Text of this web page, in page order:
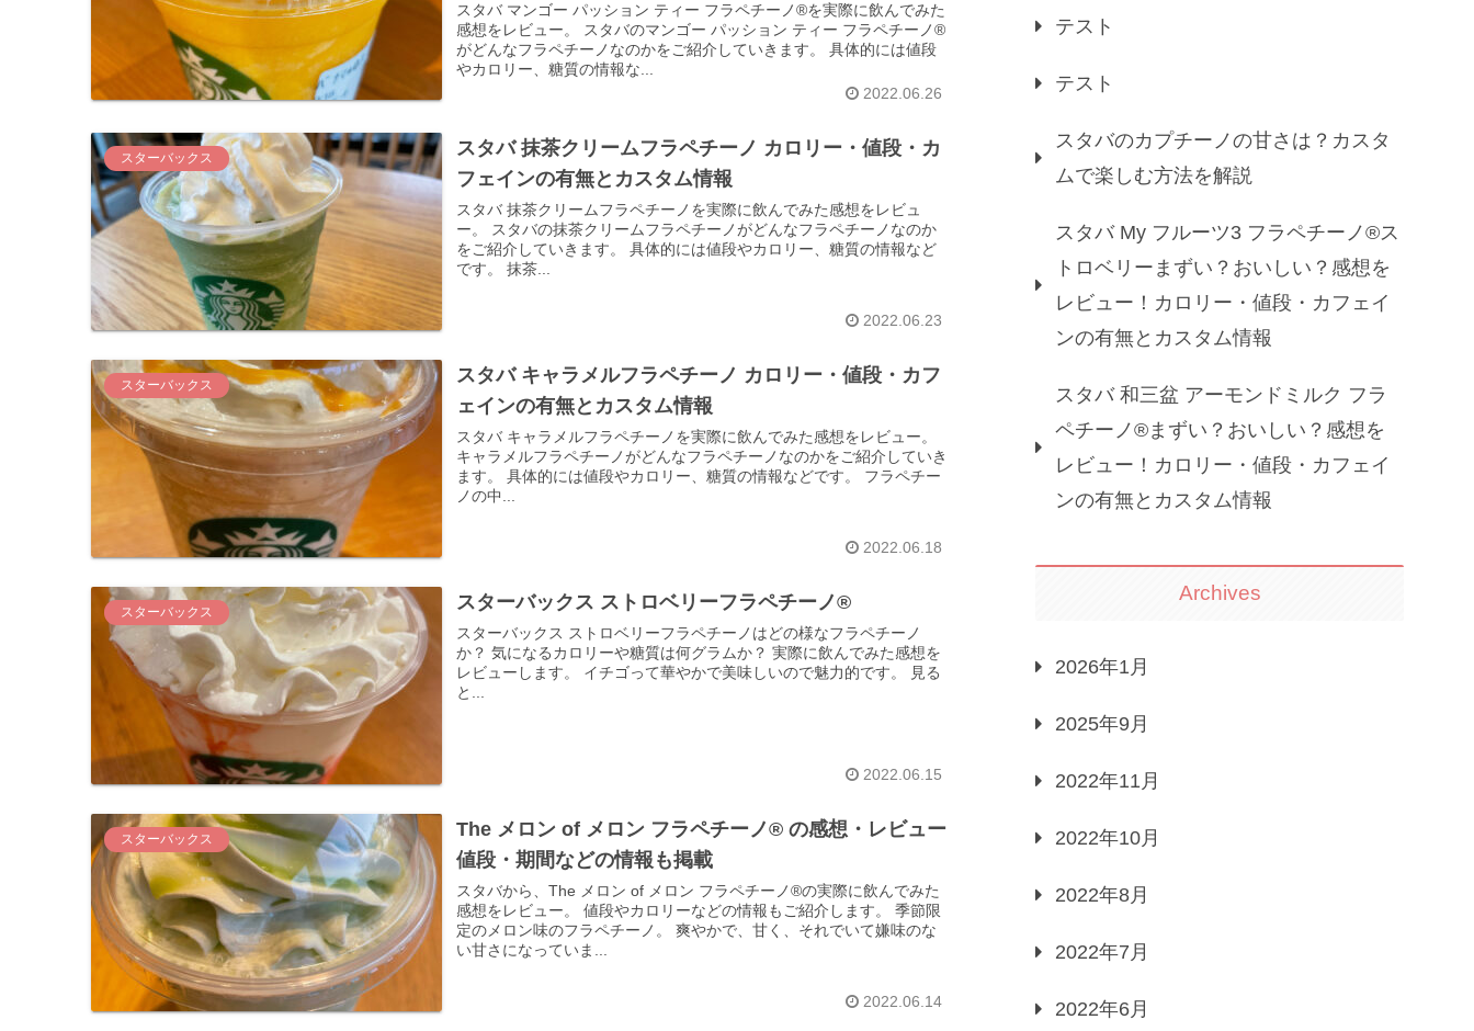
スタバ マンゴー パッション ティー フラペチーノ®を実際に飲んでみた
感想をレビュー。 スタバのマンゴー パッション ティー フラペチーノ®
がどんなフラペチーノなのかをご紹介していきます。 具体的には値段
やカロリー、糖質の情報な...
2022.06.26
スターバックス
スタバ 抹茶クリームフラペチーノ カロリー・値段・カ
フェインの有無とカスタム情報
スタバ 抹茶クリームフラペチーノを実際に飲んでみた感想をレビュ
ー。 スタバの抹茶クリームフラペチーノがどんなフラペチーノなのか
をご紹介していきます。 具体的には値段やカロリー、糖質の情報など
です。 抹茶...
2022.06.23
スターバックス
スタバ キャラメルフラペチーノ カロリー・値段・カフ
ェインの有無とカスタム情報
スタバ キャラメルフラペチーノを実際に飲んでみた感想をレビュー。
キャラメルフラペチーノがどんなフラペチーノなのかをご紹介していき
ます。 具体的には値段やカロリー、糖質の情報などです。 フラペチー
ノの中...
2022.06.18
スターバックス スターバックス ストロベリーフラペチーノ®️
スターバックス ストロベリーフラペチーノはどの様なフラペチーノ
か？ 気になるカロリーや糖質は何グラムか？ 実際に飲んでみた感想を
レビューします。 イチゴって華やかで美味しいので魅力的です。 見る
と...
2022.06.15
スターバックス
The メロン of メロン フラペチーノ® の感想・レビュー
値段・期間などの情報も掲載
スタバから、The メロン of メロン フラペチーノ®の実際に飲んでみた
感想をレビュー。 値段やカロリーなどの情報もご紹介します。 季節限
定のメロン味のフラペチーノ。 爽やかで、甘く、それでいて嫌味のな
い甘さになっていま...
2022.06.14
テスト
テスト
スタバのカプチーノの甘さは？カスタ
ムで楽しむ方法を解説
スタバ My フルーツ3 フラペチーノ®ス
トロベリーまずい？おいしい？感想を
レビュー！カロリー・値段・カフェイ
ンの有無とカスタム情報
スタバ 和三盆 アーモンドミルク フラ
ペチーノ®まずい？おいしい？感想を
レビュー！カロリー・値段・カフェイ
ンの有無とカスタム情報
Archives
2026年1月
2025年9月
2022年11月
2022年10月
2022年8月
2022年7月
2022年6月